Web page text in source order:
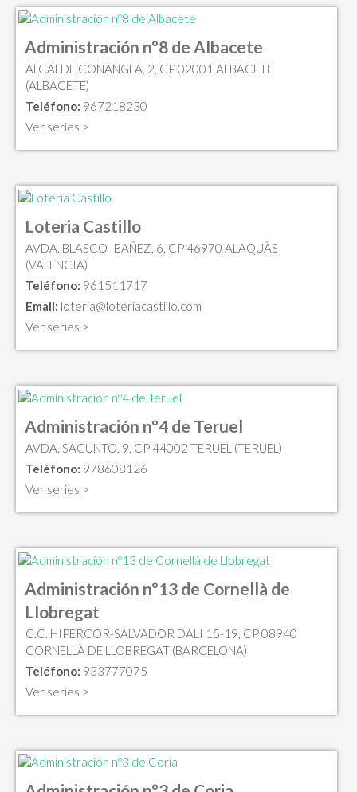
Administración nº8 de Albacete
ALCALDE CONANGLA, 2, CP 02001 ALBACETE
(ALBACETE)
Teléfono: 967218230
Ver series >
Loteria Castillo
AVDA. BLASCO IBAÑEZ, 6, CP 46970 ALAQUÀS
(VALENCIA)
Teléfono: 961511717
Email: loteria@loteriacastillo.com
Ver series >
Administración nº4 de Teruel
AVDA. SAGUNTO, 9, CP 44002 TERUEL (TERUEL)
Teléfono: 978608126
Ver series >
Administración nº13 de Cornellà de
Llobregat
C.C. HIPERCOR-SALVADOR DALI 15-19, CP 08940
CORNELLÀ DE LLOBREGAT (BARCELONA)
Teléfono: 933777075
Ver series >